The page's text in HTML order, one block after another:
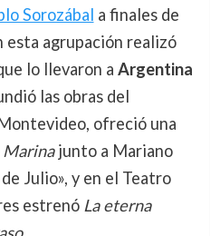
Sorozábal a finales de
esta agrupación realizó
lo llevaron a Argentina
las obras del
ofreció una
Marinajunto a Mariano
Julio», y en el Teatro
estrenó La eterna